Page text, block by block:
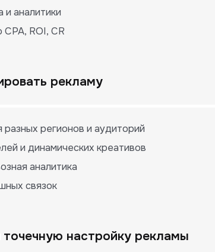
и аналитики
ROI, CR
рекламу
регионов и аудиторий
и динамических креативов
аналитика
связок
настройку рекламы